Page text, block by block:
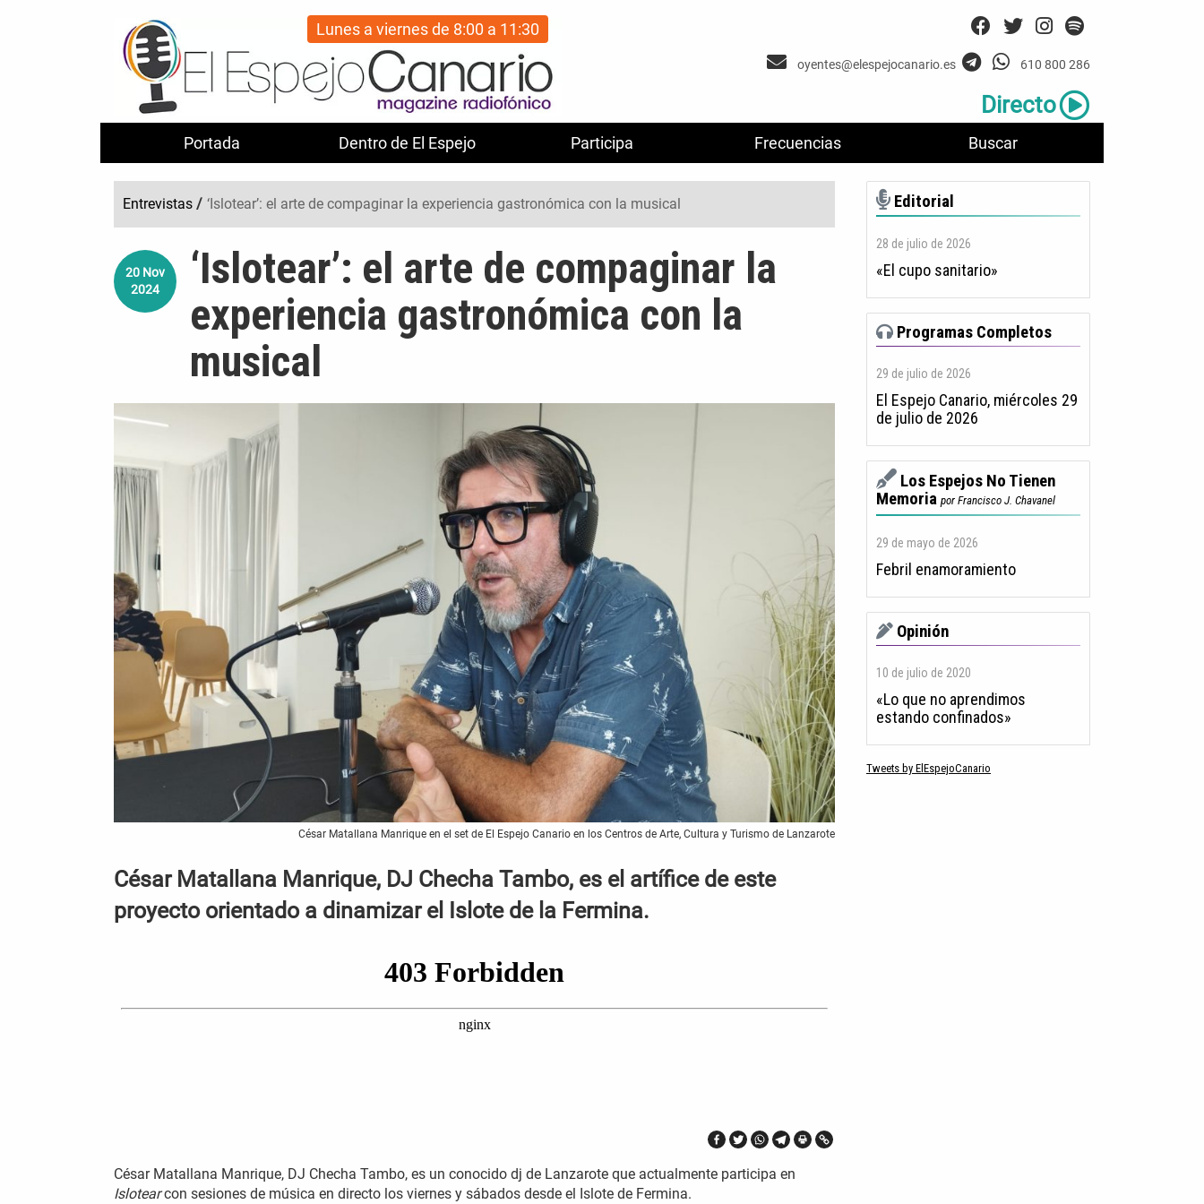
Portada Dentro de El Espejo Participa Frecuencias Buscar
Lunes a viernes de 8:00 a 11:30
oyentes@elespejocanario.es 610 800 286
Directo
Entrevistas / ‘Islotear’: el arte de compaginar la experiencia gastronómica con la musical
20 Nov
2024
‘Islotear’: el arte de compaginar la
experiencia gastronómica con la
musical
César Matallana Manrique en el set de El Espejo Canario en los Centros de Arte, Cultura y Turismo de Lanzarote
César Matallana Manrique, DJ Checha Tambo, es el artífice de este
proyecto orientado a dinamizar el Islote de la Fermina.
César Matallana Manrique, DJ Checha Tambo, es un conocido dj de Lanzarote que actualmente participa en
Islotearcon sesiones de música en directo los viernes y sábados desde el Islote de Fermina.
Editorial
28 de julio de 2026
«El cupo sanitario»
Programas Completos
29 de julio de 2026
El Espejo Canario, miércoles 29
de julio de 2026
Los Espejos No Tienen
Memoria por Francisco J. Chavanel
29 de mayo de 2026
Febril enamoramiento
Opinión
10 de julio de 2020
«Lo que no aprendimos
estando confinados»
Tweets by ElEspejoCanario